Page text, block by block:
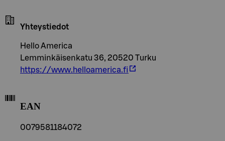
Yhteystiedot
Hello America
Lemminkäisenkatu 36, 20520 Turku
https://www.helloamerica.fi
EAN
0079581184072